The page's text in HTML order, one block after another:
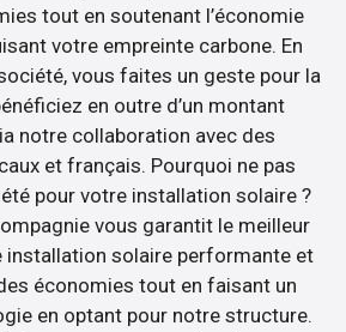
tout en soutenant l’économie
votre empreinte carbone. En
vous faites un geste pour la
en outre d’un montant
notre collaboration avec des
et français. Pourquoi ne pas
pour votre installation solaire ?
vous garantit le meilleur
installation solaire performante et
économies tout en faisant un
en optant pour notre structure.